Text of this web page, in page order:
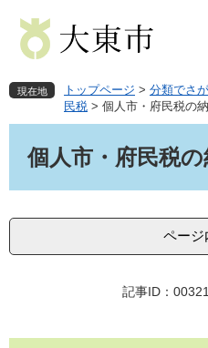
先
で
を
ば
へ
現在地 トップページ > 分類でさ
民税 > 個人市・府民税の
個人市・府民税
ページ
記事ID：